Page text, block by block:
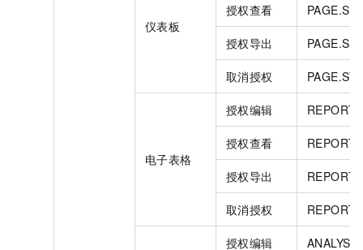
仪表板
授权查看
授权导出
取消授权
电子表格
授权编辑
授权查看
授权导出
取消授权
授权编辑